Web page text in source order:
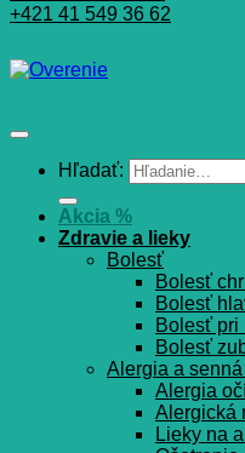
+421 41 549 36 62
Hľadať:
Akcia %
Zdravie a lieky
Bolesť
Bolesť
Bolesť
Bolesť pri
Bolesť
Alergia a
Alergia
Alergická
Lieky na